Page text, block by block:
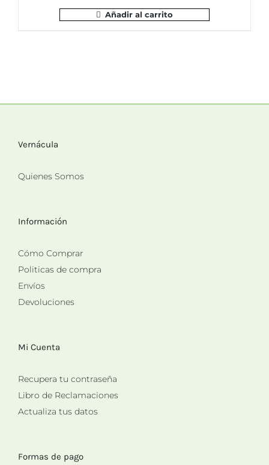
Añadir al carrito
Vernácula
Quienes Somos
Información
Cómo Comprar
Politicas de compra
Envíos
Devoluciones
Mi Cuenta
Recupera tu contraseña
Libro de Reclamaciones
Actualiza tus datos
Formas de pago